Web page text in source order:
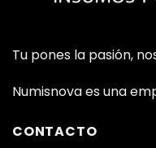
Tu pones la pasión,
Numisnova es una
CONTACTO